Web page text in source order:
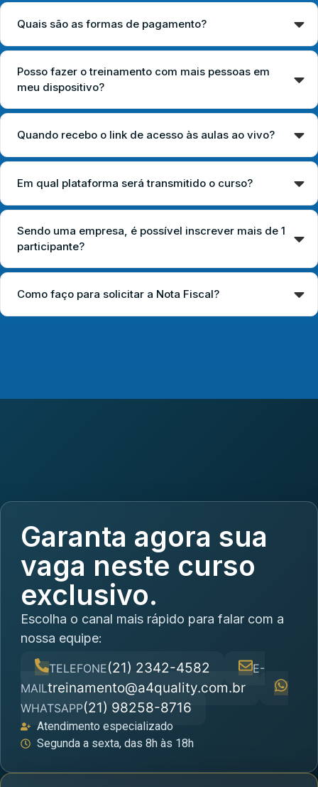
Quais são as formas de pagamento?
Posso fazer o treinamento com mais pessoas em
meu dispositivo?
Quando recebo o link de acesso às aulas ao vivo?
Em qual plataforma será transmitido o curso?
Sendo uma empresa, é possível inscrever mais de 1
participante?
Como faço para solicitar a Nota Fiscal?
Garanta agora sua
vaga neste curso
exclusivo.
Escolha o canal mais rápido para falar com a
nossa equipe:
TELEFONE(21) 2342-4582
E-
MAILtreinamento@a4quality.com.br
WHATSAPP(21) 98258-8716
Atendimento especializado
Segunda a sexta, das 8h às 18h